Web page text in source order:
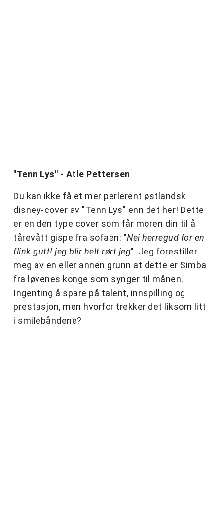
"Tenn Lys" - Atle Pettersen
Du kan ikke få et mer perlerent østlandsk
disney-cover av "Tenn Lys" enn det her! Dette
er en den type cover som får moren din til å
tårevått gispe fra sofaen: "Nei herregud for en
flink gutt! jeg blir helt rørt jeg". Jeg forestiller
meg av en eller annen grunn at dette er Simba
fra løvenes konge som synger til månen.
Ingenting å spare på talent, innspilling og
prestasjon, men hvorfor trekker det liksom litt
i smilebåndene?